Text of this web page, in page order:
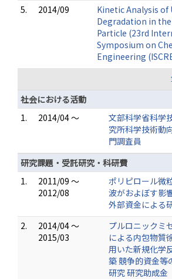
5.
2014/09
Kinetic Analysis
Degradation in
Particle (23rd
Symposium on
Engineering
社会における活動
1.
2014/04 ～
文部科学省科学
究所科学技術動
門調査員
研究課題・受託研究・科研費
1.
2011/09 ～
2012/08
ポリピロール微
波がおよぼす影
外部資金による
2.
2014/04 ～
2015/03
プルロニックミ
による内包物質
用いた新規化学
築 競争的資金等
研究 研究助成金